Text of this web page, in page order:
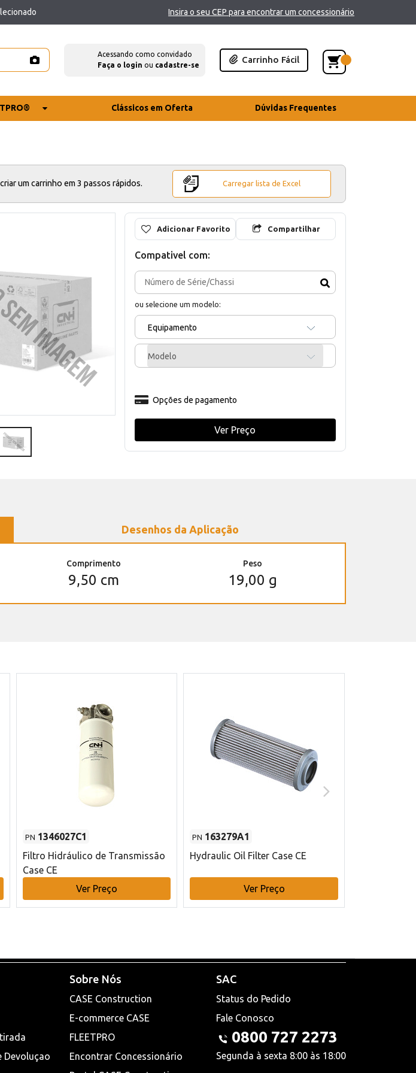
Insira o seu CEP para encontrar um concessionário
Acessando como convidado
Faça o login ou cadastre-se
Carrinho Fácil
Clássicos em Oferta Dúvidas Frequentes
um carrinho em 3 passos rápidos. Carregar lista de Excel
Adicionar Favorito Compartilhar
Compativel com:
ou selecione um modelo:
Equipamento
Modelo
Opções de pagamento
Ver Preço
Desenhos da Aplicação
Comprimento
9,50 cm
Peso
19,00 g
PN 1346027C1
Filtro Hidráulico de Transmissão
Case CE
Ver Preço
PN 163279A1
Hydraulic Oil Filter Case CE
Ver Preço
Devoluçao
Sobre Nós
CASE Construction
E-commerce CASE
FLEETPRO
Encontrar Concessionário
SAC
Status do Pedido
Fale Conosco
0800 727 2273
Segunda à sexta 8:00 às 18:00